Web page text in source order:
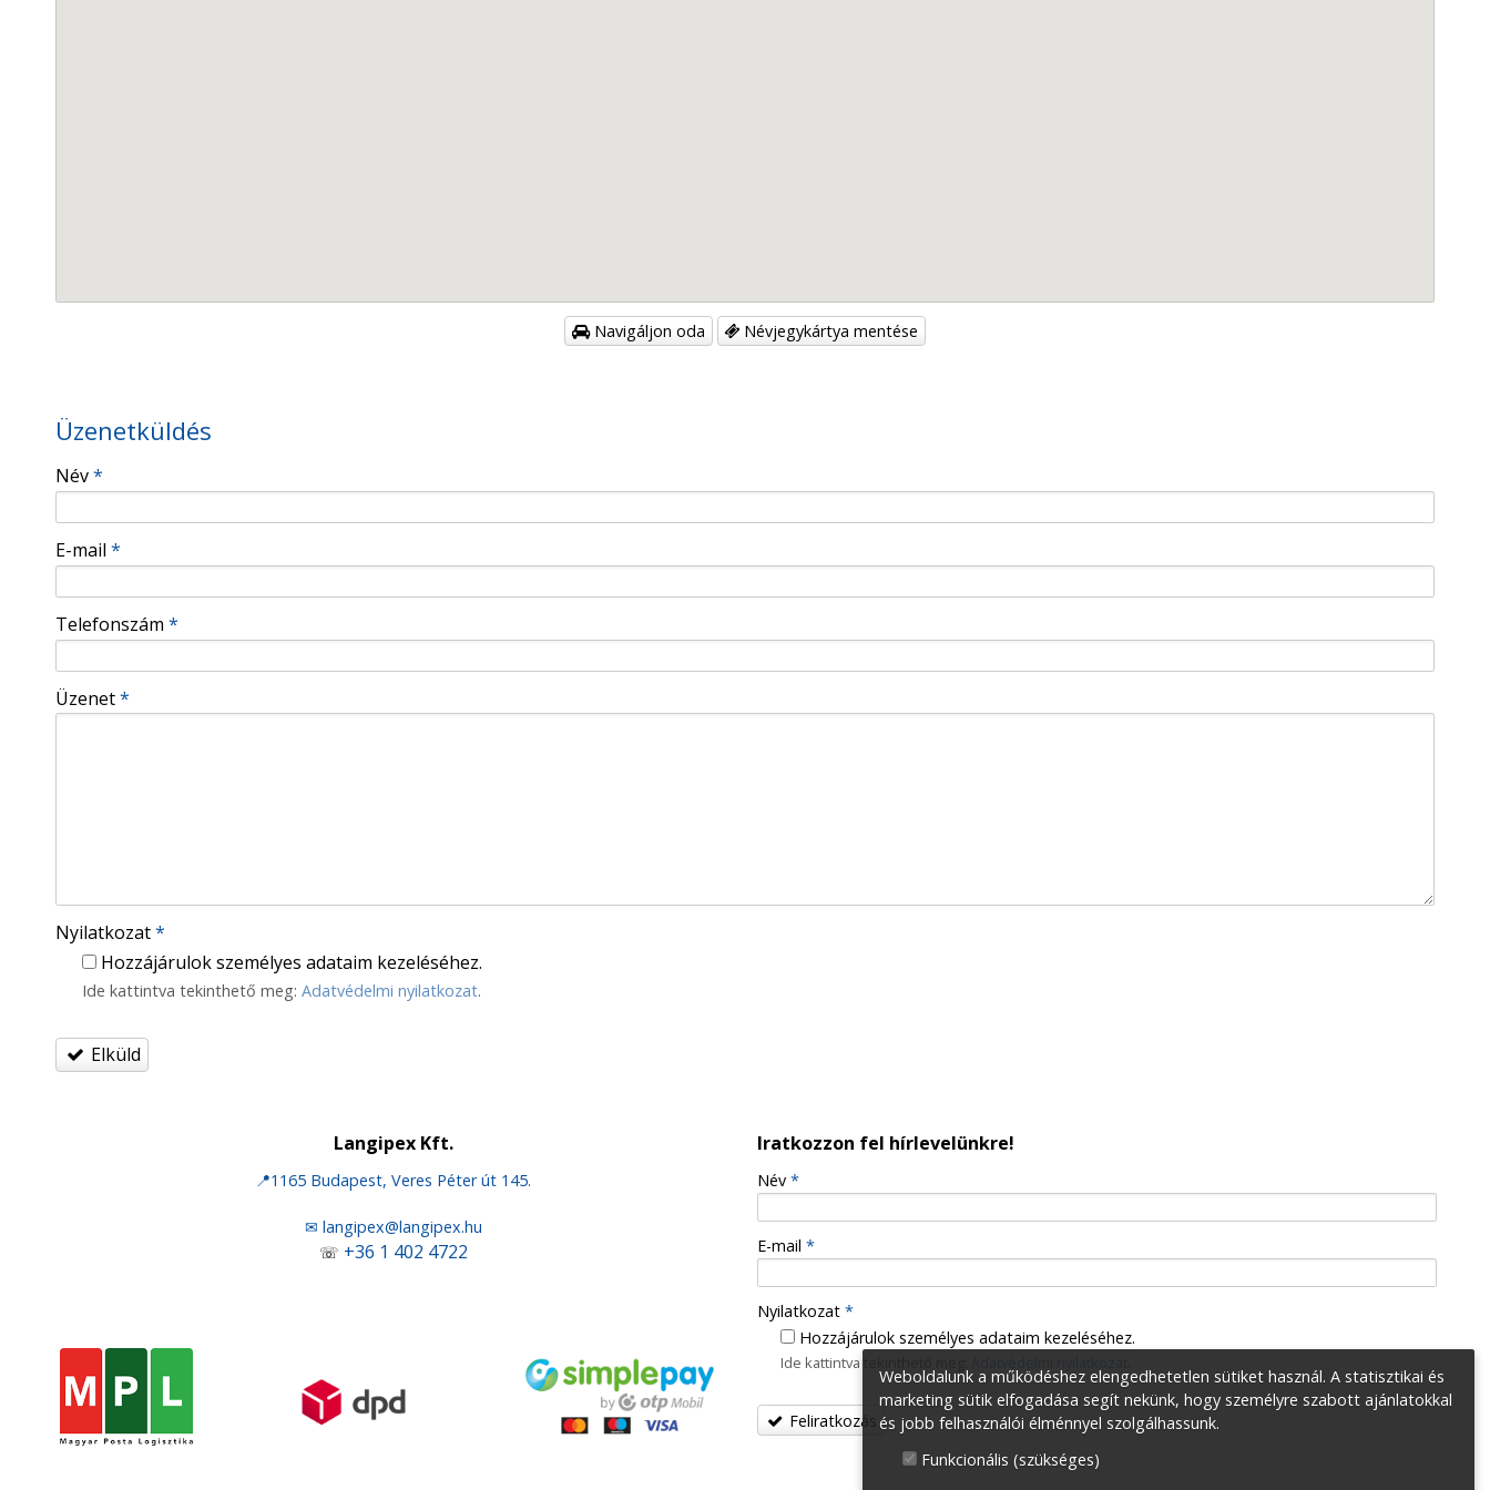
Navigáljon oda Névjegykártya mentése
Üzenetküldés
-
-
Név*
E-mail *
Telefonszám *
Üzenet*
Nyilatkozat*
Hozzájárulok személyes adataim kezeléséhez.
Ide kattintva tekinthető meg: Adatvédelmi nyilatkozat.
Elküld
Langipex Kft.
📍1165 Budapest, Veres Péter út 145.
✉ langipex@langipex.hu
☏ +36 1 402 4722
Iratkozzon fel hírlevelünkre!
-
-
-
-
Név *
E-mail *
Nyilatkozat *
Hozzájárulok személyes adataim kezeléséhez.
Ide kattintva tekinthető meg:
Feliratkozás
Weboldalunk a működéshez elengedhetetlen sütiket használ. A statisztikai és
marketing sütik elfogadása segít nekünk, hogy személyre szabott ajánlatokkal
és jobb felhasználói élménnyel szolgálhassunk.
Funkcionális (szükséges)